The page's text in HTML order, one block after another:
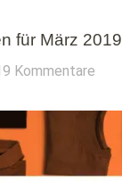
für März 2019
Kommentare